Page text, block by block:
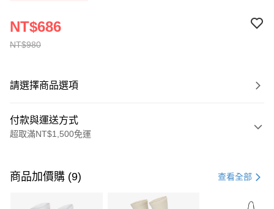
NT$980
NT$686
請選擇商品選項
付款與運送方式
超取滿NT$1,500免運
信用卡一次付款
商品加價購 (9) 查看全部